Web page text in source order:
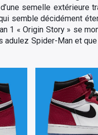
semelle extérieure
semble décidément
1 « Origin Story » se
Spider-Man et